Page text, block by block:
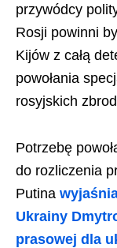
przywódcy
Rosji powinni
Kijów z całą
powołania
rosyjskich
Potrzebę
do rozliczenia
Putina
Ukrainy
prasowej dla